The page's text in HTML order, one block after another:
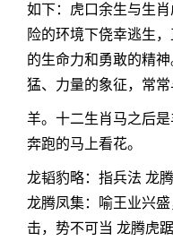
如下：虎口余生与生
险的环境下侥幸逃生
的生命力和勇敢的精
猛、力量的象征，常常
羊。十二生肖马之后
奔跑的马上看花。
龙韬豹略：指兵法 龙
龙腾凤集：喻王业兴
击，势不可当 龙腾虎